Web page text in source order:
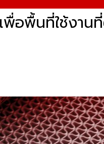
อพื้นที่ใช้งาน